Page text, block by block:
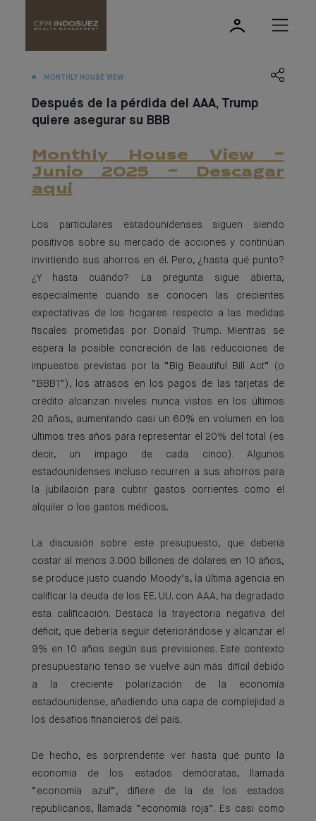
MONTHLY HOUSE VIEW
Después de la pérdida del AAA, Trump
quiere asegurar su BBB
Monthly House View -
Junio 2025 - Descagar
aqui
Los particulares estadounidenses siguen siendo
positivos sobre su mercado de acciones y continúan
invirtiendo sus ahorros en él. Pero, ¿hasta qué punto?
¿Y hasta cuándo? La pregunta sigue abierta,
especialmente cuando se conocen las crecientes
expectativas de los hogares respecto a las medidas
fiscales prometidas por Donald Trump. Mientras se
espera la posible concreción de las reducciones de
impuestos previstas por la ”Big Beautiful Bill Act” (o
”BBB1”), los atrasos en los pagos de las tarjetas de
crédito alcanzan niveles nunca vistos en los últimos
20 años, aumentando casi un 60% en volumen en los
últimos tres años para representar el 20% del total (es
decir, un impago de cada cinco). Algunos
estadounidenses incluso recurren a sus ahorros para
la jubilación para cubrir gastos corrientes como el
alquiler o los gastos médicos.
La discusión sobre este presupuesto, que debería
costar al menos 3.000 billones de dólares en 10 años,
se produce justo cuando Moody’s, la última agencia en
calificar la deuda de los EE. UU. con AAA, ha degradado
esta calificación. Destaca la trayectoria negativa del
déficit, que debería seguir deteriorándose y alcanzar el
9% en 10 años según sus previsiones. Este contexto
presupuestario tenso se vuelve aún más difícil debido
a la creciente polarización de la economía
estadounidense, añadiendo una capa de complejidad a
los desafíos financieros del país.
De hecho, es sorprendente ver hasta qué punto la
economía de los estados demócratas, llamada
“economía azul”, difiere de la de los estados
republicanos, llamada “economía roja”. Es casi como